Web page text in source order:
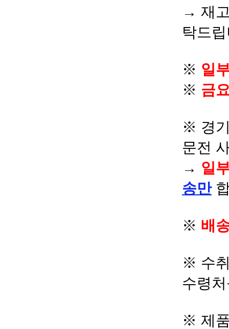
→ 재
탁드
※ 일
※ 금
※ 경
문전
→ 일
송만
※ 배
※ 수
수령
※ 제